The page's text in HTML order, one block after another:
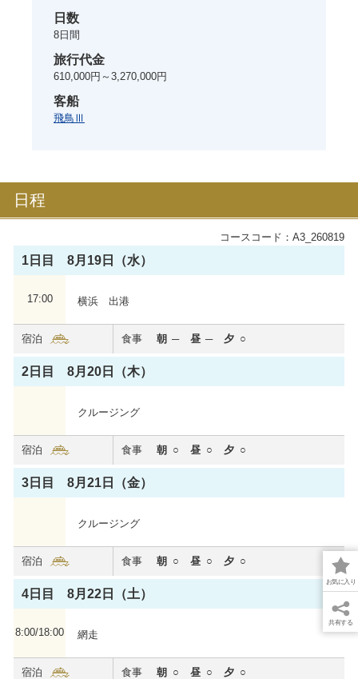
お気に入り
共有する
日数
8 日間
旅行代金
610,000円～3,270,000円
客船
飛鳥Ⅲ
飛鳥Ⅲ
これぞ世界に誇る新たな日本の客船。全室バルコニー
付き、6つのダイニングなど、お一人おひとりに“最幸
心からくつろいでいただける居住性を重視した船内で
特別な洋上体験をお届けいたします。
日程
コースコード：A3_260819
1日目 8月19日（水）
17:00 横浜 出港
宿泊 食事 朝 昼 夕
2日目 8月20日（木）
クルージング
宿泊 食事 朝 昼 夕
3日目 8月21日（金）
クルージング
宿泊 食事 朝 昼 夕
4日目 8月22日（土）
8:00/18:00 網走
宿泊 食事 朝 昼 夕